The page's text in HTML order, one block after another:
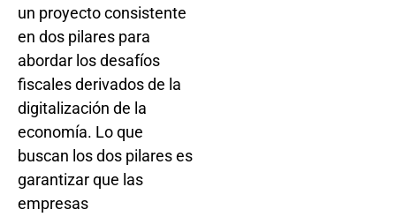
un proyecto consistente
en dos pilares para
abordar los desafíos
fiscales derivados de la
digitalización de la
economía. Lo que
buscan los dos pilares es
garantizar que las
empresas